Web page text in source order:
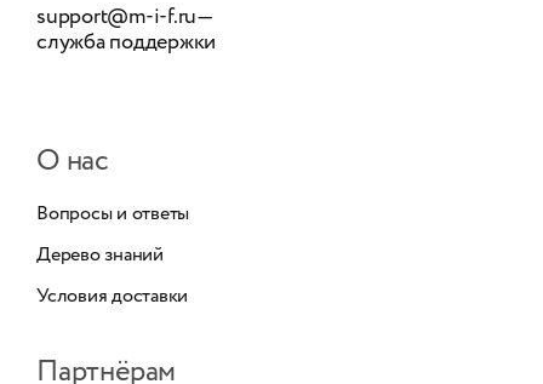
support@m-i-f.ru—
служба поддержки
О нас
Вопросы и ответы
Дерево знаний
Условия доставки
Партнёрам